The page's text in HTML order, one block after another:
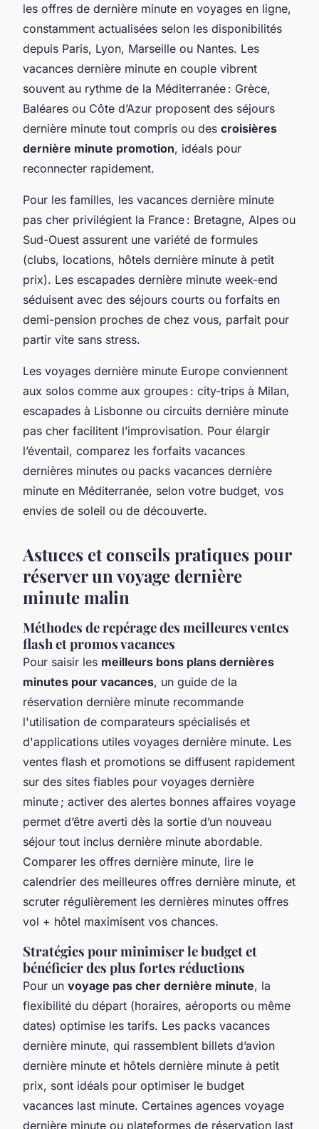
les offres de dernière minute en voyages en ligne,
constamment actualisées selon les disponibilités
depuis Paris, Lyon, Marseille ou Nantes. Les
vacances dernière minute en couple vibrent
souvent au rythme de la Méditerranée : Grèce,
Baléares ou Côte d’Azur proposent des séjours
dernière minute tout compris ou des croisières
dernière minute promotion, idéals pour
reconnecter rapidement.
Pour les familles, les vacances dernière minute
pas cher privilégient la France : Bretagne, Alpes ou
Sud-Ouest assurent une variété de formules
(clubs, locations, hôtels dernière minute à petit
prix). Les escapades dernière minute week-end
séduisent avec des séjours courts ou forfaits en
demi-pension proches de chez vous, parfait pour
partir vite sans stress.
Les voyages dernière minute Europe conviennent
aux solos comme aux groupes : city-trips à Milan,
escapades à Lisbonne ou circuits dernière minute
pas cher facilitent l’improvisation. Pour élargir
l’éventail, comparez les forfaits vacances
dernières minutes ou packs vacances dernière
minute en Méditerranée, selon votre budget, vos
envies de soleil ou de découverte.
Astuces et conseils pratiques pour
réserver un voyage dernière
minute malin
Méthodes de repérage des meilleures ventes
flash et promos vacances
Pour saisir les meilleurs bons plans dernières
minutes pour vacances, un guide de la
réservation dernière minute recommande
l'utilisation de comparateurs spécialisés et
d'applications utiles voyages dernière minute. Les
ventes flash et promotions se diffusent rapidement
sur des sites fiables pour voyages dernière
minute ; activer des alertes bonnes affaires voyage
permet d’être averti dès la sortie d’un nouveau
séjour tout inclus dernière minute abordable.
Comparer les offres dernière minute, lire le
calendrier des meilleures offres dernière minute, et
scruter régulièrement les dernières minutes offres
vol + hôtel maximisent vos chances.
Stratégies pour minimiser le budget et
bénéficier des plus fortes réductions
Pour un voyage pas cher dernière minute, la
flexibilité du départ (horaires, aéroports ou même
dates) optimise les tarifs. Les packs vacances
dernière minute, qui rassemblent billets d’avion
dernière minute et hôtels dernière minute à petit
prix, sont idéals pour optimiser le budget
vacances last minute. Certaines agences voyage
dernière minute ou plateformes de réservation last